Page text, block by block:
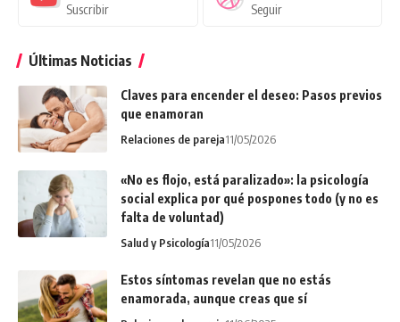
Suscribir Seguir
Últimas Noticias
Claves para encender el deseo: Pasos previos
que enamoran
Relaciones de pareja11/05/2026
«No es flojo, está paralizado»: la psicología
social explica por qué pospones todo (y no es
falta de voluntad)
Salud y Psicología11/05/2026
Estos síntomas revelan que no estás
enamorada, aunque creas que sí